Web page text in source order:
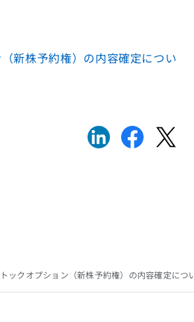
新株予約権）の内容確定につい
トックオプション（新株予約権）の内容確定につ